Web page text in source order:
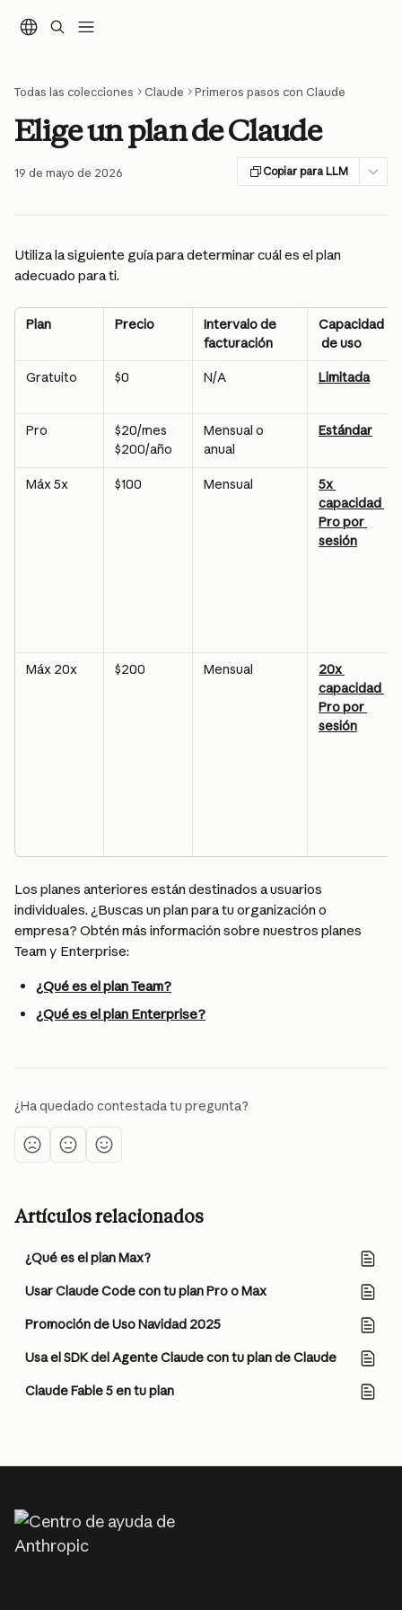
Todas las colecciones Claude Primeros pasos con Claude
Elige un plan de Claude
19 de mayo de 2026 Copiar para LLM
Utiliza la siguiente guía para determinar cuál es el plan
adecuado para ti.
Plan Precio
Intervalo de
facturación
Capacidad
de uso
Gratuito $0 N/A Limitada
Pro
$20/mes
$200/año
Mensual o
anual
Estándar
Máx 5x $100 Mensual
5x
capacidad
Pro por
sesión
Máx 20x $200 Mensual
20x
capacidad
Pro por
sesión
Los planes anteriores están destinados a usuarios
individuales. ¿Buscas un plan para tu organización o
empresa? Obtén más información sobre nuestros planes
Team y Enterprise:
¿Qué es el plan Team?
¿Qué es el plan Enterprise?
¿Ha quedado contestada tu pregunta?
Artículos relacionados
¿Qué es el plan Max?
Usar Claude Code con tu plan Pro o Max
Promoción de Uso Navidad 2025
Usa el SDK del Agente Claude con tu plan de Claude
Claude Fable 5 en tu plan